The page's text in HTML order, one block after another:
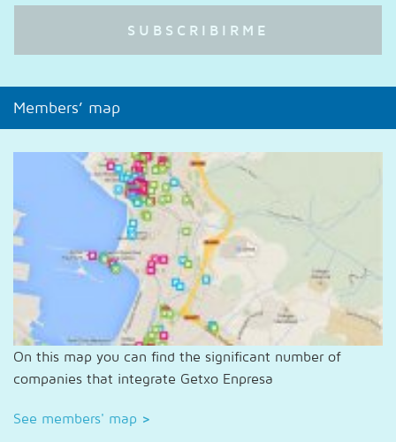
Members’ map
On this map you can find the significant number of
companies that integrate Getxo Enpresa
See members' map >